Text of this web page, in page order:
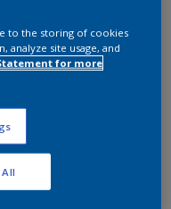
to the storing of cookies
analyze site usage, and
for more